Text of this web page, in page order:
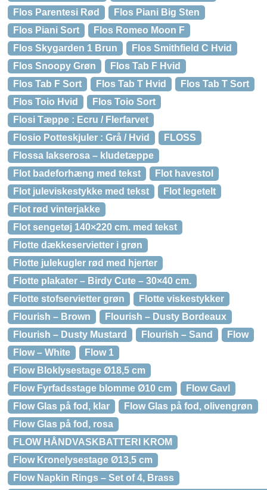
Flos Parentesi Rød
Flos Piani Big Sten
Flos Piani Sort
Flos Romeo Moon F
Flos Skygarden 1 Brun
Flos Smithfield C Hvid
Flos Snoopy Grøn
Flos Tab F Hvid
Flos Tab F Sort
Flos Tab T Hvid
Flos Tab T Sort
Flos Toio Hvid
Flos Toio Sort
Flosi Tæppe : Ecru / Flerfarvet
Flosio Potteskjuler : Grå / Hvid
FLOSS
Flossa lakserosa – kludetæppe
Flot badeforhæng med tekst
Flot havestol
Flot juleviskestykke med tekst
Flot legetelt
Flot rød vinterjakke
Flot sengetøj 140×220 cm. med tekst
Flotte dækkeservietter i grøn
Flotte julekugler rød med hjerter
Flotte plakater – Birdy Cute – 30×40 cm.
Flotte stofservietter grøn
Flotte viskestykker
Flourish – Brown
Flourish – Dusty Bordeaux
Flourish – Dusty Mustard
Flourish – Sand
Flow
Flow – White
Flow 1
Flow Bloklysestage Ø18,5 cm
Flow Fyrfadsstage blomme Ø10 cm
Flow Gavl
Flow Glas på fod, klar
Flow Glas på fod, olivengrøn
Flow Glas på fod, rosa
FLOW HÅNDVASKBATTERI KROM
Flow Kronelysestage Ø13,5 cm
Flow Napkin Rings – Set of 4, Brass